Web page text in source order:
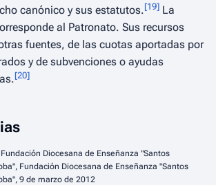
canónico y sus estatutos.[19] La
al Patronato. Sus recursos
fuentes, de las cuotas aportadas por
y de subvenciones o ayudas
[20]
Diocesana de Enseñanza "Santos
Fundación Diocesana de Enseñanza "Santos
9 de marzo de 2012